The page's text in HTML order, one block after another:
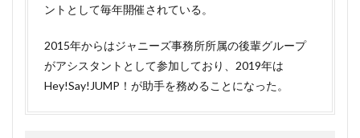
活当
み開
始は
いつ
ら？
ントとして毎年開催されている。
2015年からはジャニーズ事務所所属の後輩グループ
がアシスタントとして参加しており、2019年は
Hey!Say!JUMP！が助手を務めることになった。